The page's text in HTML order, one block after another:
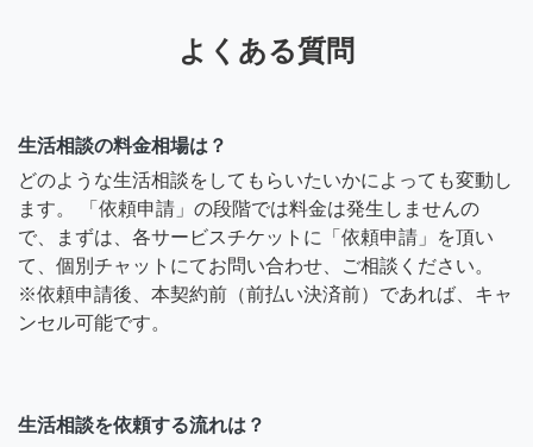
よくある質問
生活相談の料金相場は？
どのような生活相談をしてもらいたいかによっても変動し
ます。 「依頼申請」の段階では料金は発生しませんの
で、まずは、各サービスチケットに「依頼申請」を頂い
て、個別チャットにてお問い合わせ、ご相談ください。
※依頼申請後、本契約前（前払い決済前）であれば、キャ
ンセル可能です。
生活相談を依頼する流れは？